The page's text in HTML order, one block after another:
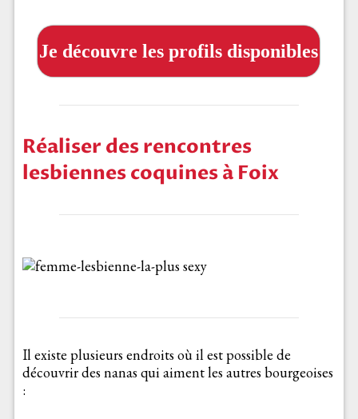
Je découvre les profils disponibles
Réaliser des rencontres
lesbiennes coquines à Foix
Il existe plusieurs endroits où il est possible de
découvrir des nanas qui aiment les autres bourgeoises
: